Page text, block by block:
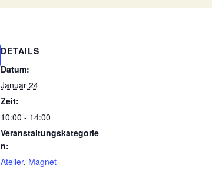
DETAILS
Datum:
Januar 24
Zeit:
10:00 - 14:00
Veranstaltungskategorie
n:
Atelier, Magnet